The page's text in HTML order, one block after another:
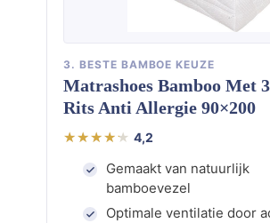
3. BESTE BAMBOE KEUZE
Matrashoes Bamboo Met
Rits Anti Allergie 90×200
4,2
Gemaakt van natuurlijk
bamboevezel
Optimale ventilatie door